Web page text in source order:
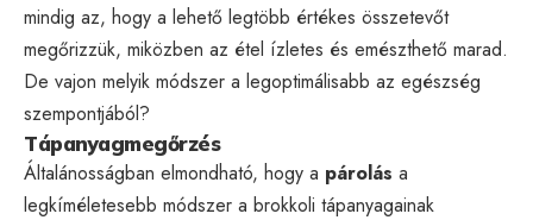
mindig az, hogy a lehető legtöbb értékes összetevőt
megőrizzük, miközben az étel ízletes és emészthető marad.
De vajon melyik módszer a legoptimálisabb az egészség
szempontjából?
Tápanyagmegőrzés
Általánosságban elmondható, hogy a párolás a
legkíméletesebb módszer a brokkoli tápanyagainak